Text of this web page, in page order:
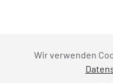
Wir verwenden